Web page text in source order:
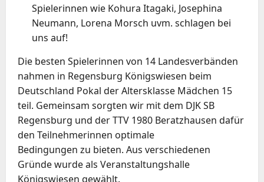
Spielerinnen wie Kohura Itagaki, Josephina
Neumann, Lorena Morsch uvm. schlagen bei
uns auf!
Die besten Spielerinnen von 14 Landesverbänden
nahmen in Regensburg Königswiesen beim
Deutschland Pokal der Altersklasse Mädchen 15
teil. Gemeinsam sorgten wir mit dem DJK SB
Regensburg und der TTV 1980 Beratzhausen dafür
den Teilnehmerinnen optimale
Bedingungen zu bieten. Aus verschiedenen
Gründe wurde als Veranstaltungshalle
Königswiesen gewählt.